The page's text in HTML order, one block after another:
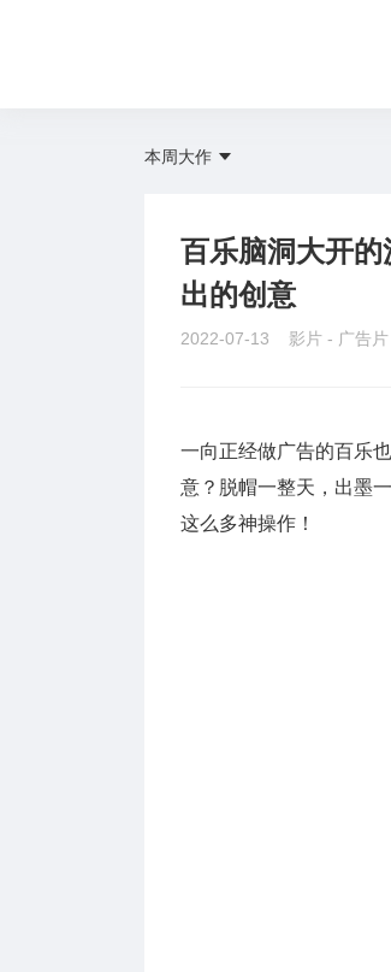
本周大作
百乐脑洞大开
出的创意
2022-07-13 影片 - 广告片
一向正经做广告的百乐
意？脱帽一整天，出墨
这么多神操作！